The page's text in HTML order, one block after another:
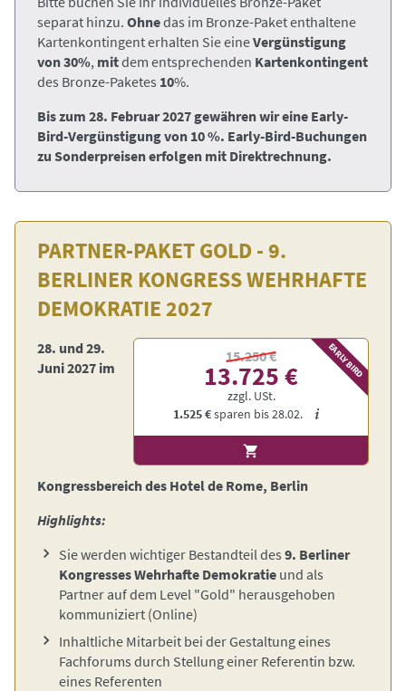
separat hinzu. Ohnedas im Bronze-Paket enthaltene
Kartenkontingent erhalten Sie eineVergünstigung
von 30%, mitdem entsprechenden Kartenkontingent
des Bronze-Paketes 10%.
Bis zum 28. Februar 2027 gewähren wir eine Early-
Bird-Vergünstigung von 10 %. Early-Bird-Buchungen
zu Sonderpreisen erfolgen mit Direktrechnung.
PARTNER-PAKET GOLD - 9.
BERLINER KONGRESS WEHRHAFTE
DEMOKRATIE 2027
EARLY BIRD
15.250 €
13.725 €
zzgl. USt.
1.525 €sparen bis28.02.
28. und 29.
Juni 2027 im
Kongressbereich des Hotel de Rome, Berlin
Highlights:
Sie werden wichtiger Bestandteil des 9. Berliner
Kongresses Wehrhafte Demokratie und als
Partner auf dem Level "Gold" herausgehoben
kommuniziert (Online)
Inhaltliche Mitarbeit bei der Gestaltung eines
Fachforums durch Stellung einer Referentin bzw.
eines Referenten